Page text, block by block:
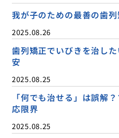
我が子のための最善の歯
2025.08.26
歯列矯正でいびきを治し
安
2025.08.25
「何でも治せる」は誤解
応限界
2025.08.25